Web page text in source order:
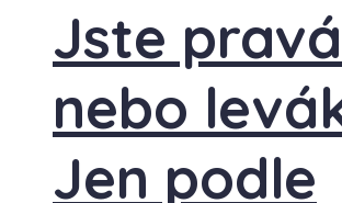
Jste
nebo
Jen podle